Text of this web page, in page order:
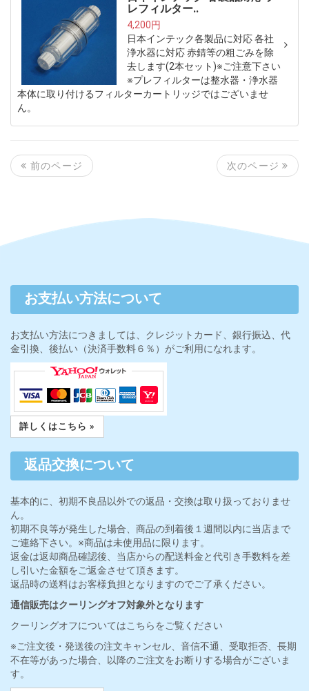
レフィルター..
4,200円
日本インテック各製品に対応 各社
浄水器に対応 赤錆等の粗ごみを除
去します(2本セット)※ご注意下さい
※プレフィルターは整水器・浄水器
本体に取り付けるフィルターカートリッジではございませ
ん。
前のページ 次のページ
お支払い方法について
お支払い方法につきましては、クレジットカード、銀行振込、代
金引換、後払い（決済手数料６％）がご利用になれます。
詳しくはこちら »
返品交換について
基本的に、初期不良品以外での返品・交換は取り扱っておりませ
ん。
初期不良等が発生した場合、商品の到着後１週間以内に当店まで
ご連絡下さい。※商品は未使用品に限ります。
返金は返却商品確認後、当店からの配送料金と代引き手数料を差
し引いた金額をご返金させて頂きます。
返品時の送料はお客様負担となりますのでご了承ください。
通信販売はクーリングオフ対象外となります
クーリングオフについてはこちらをご覧ください
※ご注文後・発送後の注文キャンセル、音信不通、受取拒否、長期
不在等があった場合、以降のご注文をお断りする場合がございま
す。